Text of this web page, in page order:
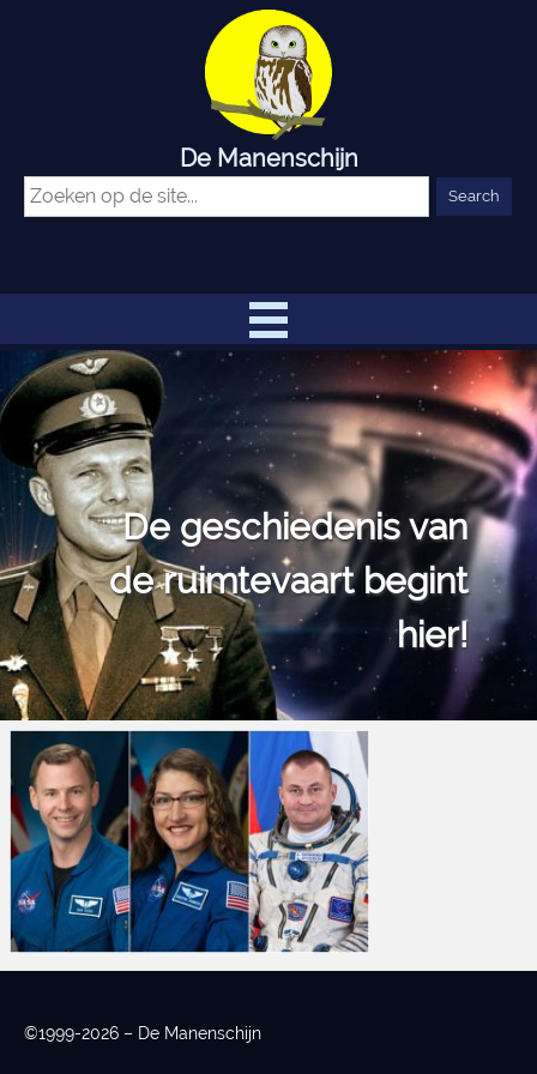
De Manenschijn
De geschiedenis van
de ruimtevaart begint
hier!
©1999-2026 – De Manenschijn